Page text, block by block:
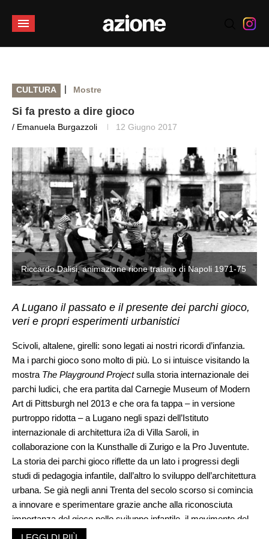
CULTURA | Mostre
Si fa presto a dire gioco
/ Emanuela Burgazzoli 12 Giugno 2017
Riccardo Dalisi, animazione rione traiano di Napoli 1971-75
A Lugano il passato e il presente dei parchi gioco,
veri e propri esperimenti urbanistici
Scivoli, altalene, girelli: sono legati ai nostri ricordi d’infanzia.
Ma i parchi gioco sono molto di più. Lo si intuisce visitando la
mostra The Playground Projectsulla storia internazionale dei
parchi ludici, che era partita dal Carnegie Museum of Modern
Art di Pittsburgh nel 2013 e che ora fa tappa – in versione
purtroppo ridotta – a Lugano negli spazi dell’Istituto
internazionale di architettura i2a di Villa Saroli, in
collaborazione con la Kunsthalle di Zurigo e la Pro Juventute.
La storia dei parchi gioco riflette da un lato i progressi degli
studi di pedagogia infantile, dall’altro lo sviluppo dell’architettura
urbana. Se già negli anni Trenta del secolo scorso si comincia
a innovare e sperimentare grazie anche alla riconosciuta
importanza del gioco nello sviluppo infantile, il movimento del
Sessantotto imprime un nuovo slancio, anticipato dal ruolo di